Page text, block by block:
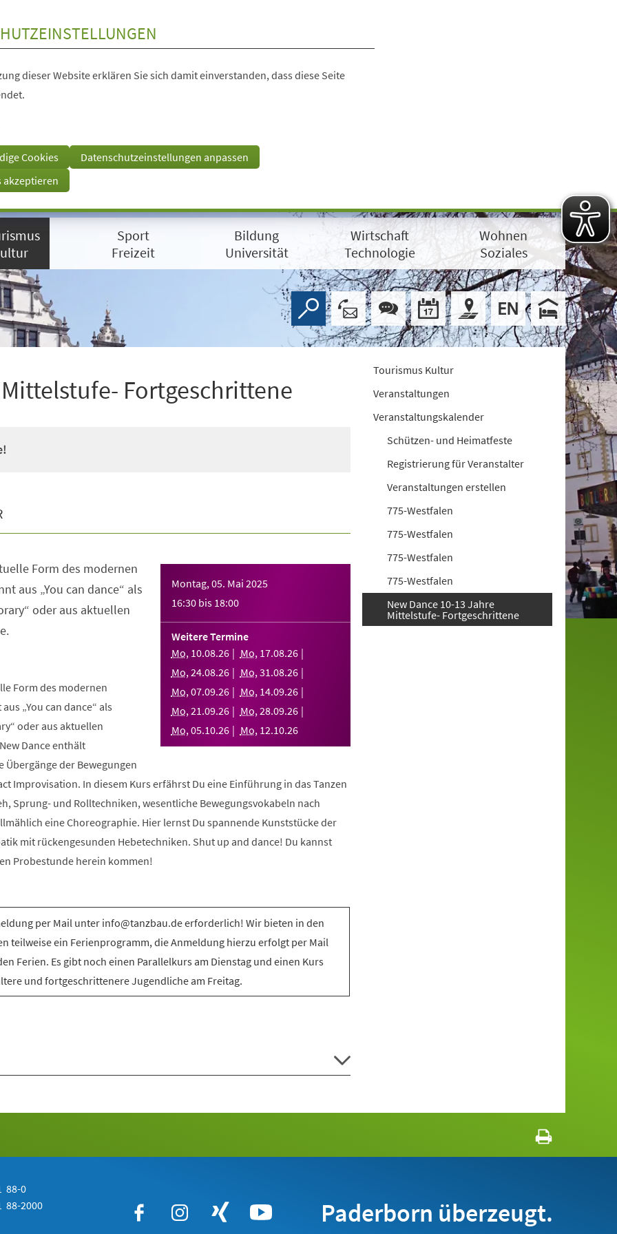
dieser Website erklären Sie sich damit einverstanden, dass diese Seite
Cookies
Datenschutzeinstellungen anpassen
akzeptieren
Sport
Freizeit
Bildung
Universität
Wirtschaft
Technologie
Wohnen
Soziales
Fortgeschrittene
Montag, 05. Mai 2025
16:30 bis 18:00
Weitere Termine
Mo, 10.08.26 Mo, 17.08.26
Mo,24.08.26 Mo,31.08.26
Mo,07.09.26 Mo, 14.09.26
Mo,21.09.26 Mo,28.09.26
Mo,05.10.26 Mo, 12.10.26
Form des modernen
aus „You can dance“ als
oder aus aktuellen
Form des modernen
„You can dance“ als
oder aus aktuellen
Dance enthält
der Bewegungen
Improvisation. In diesem Kurs erfährst Du eine Einführung in das Tanzen
Sprung- und Rolltechniken, wesentliche Bewegungsvokabeln nach
eine Choreographie. Hier lernst Du spannende Kunststücke der
mit rückengesunden Hebetechniken. Shut up and dance! Du kannst
Probestunde herein kommen!
per Mail unter info@tanzbau.de erforderlich! Wir bieten in den
teilweise ein Ferienprogramm, die Anmeldung hierzu erfolgt per Mail
Ferien. Es gibt noch einen Parallelkurs am Dienstag und einen Kurs
und fortgeschrittenere Jugendliche am Freitag.
Tourismus Kultur
Veranstaltungen
Veranstaltungskalender
Schützen- und Heimatfeste
Registrierung für Veranstalter
Veranstaltungen erstellen
775-Westfalen
775-Westfalen
775-Westfalen
775-Westfalen
New Dance 10-13 Jahre
Mittelstufe- Fortgeschrittene
88-0
88-2000 Paderborn überzeugt.